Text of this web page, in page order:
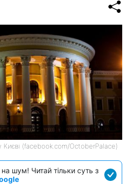
(facebook.com/OctoberPalace)
шум! Читай тільки суть з